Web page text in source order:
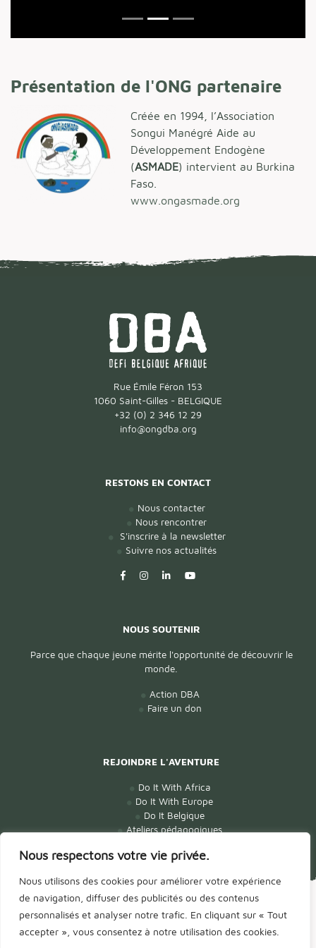
Nous respectons votre vie privée.
Nous utilisons des cookies pour améliorer votre expérience
de navigation, diffuser des publicités ou des contenus
personnalisés et analyser notre trafic. En cliquant sur « Tout
accepter », vous consentez à notre utilisation des cookies.
Présentation de l'ONG partenaire
Créée en 1994, l’Association
Songui Manégré Aide au
Développement Endogène
(ASMADE) intervient au Burkina
Faso.
www.ongasmade.org
Rue Émile Féron 153
1060 Saint-Gilles - BELGIQUE
+32 (0) 2 346 12 29
info@ongdba.org
RESTONS EN CONTACT
Nous contacter
Nous rencontrer
S'inscrire à la newsletter
Suivre nos actualités
NOUS SOUTENIR
Parce que chaque jeune mérite l'opportunité de découvrir le
monde.
Action DBA
Faire un don
REJOINDRE L'AVENTURE
Do It With Africa
Do It With Europe
Do It Belgique
Ateliers pédagogiques
© Tous droits réservés -Défi Belgique Afrique DBA- ASBL,
Organisation de Jeunesse FWB & ONG de droit belge
Terms of Use & Policies International
Mentions légales
parAXIOCOM